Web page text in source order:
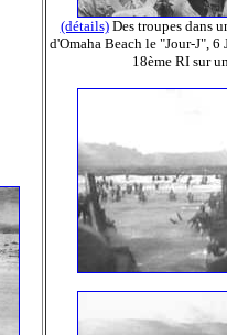
(détails)Des troupes dans
d'Omaha Beach le "Jour-J",
18ème RI sur